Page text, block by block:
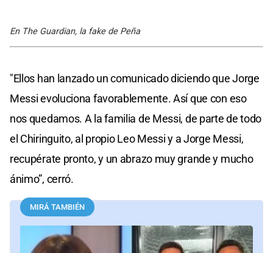
En The Guardian, la fake de Peña
"Ellos han lanzado un comunicado diciendo que Jorge
Messi evoluciona favorablemente. Así que con eso
nos quedamos. A la familia de Messi, de parte de todo
el Chiringuito, al propio Leo Messi y a Jorge Messi,
recupérate pronto, y un abrazo muy grande y mucho
ánimo”, cerró.
MIRÁ TAMBIÉN